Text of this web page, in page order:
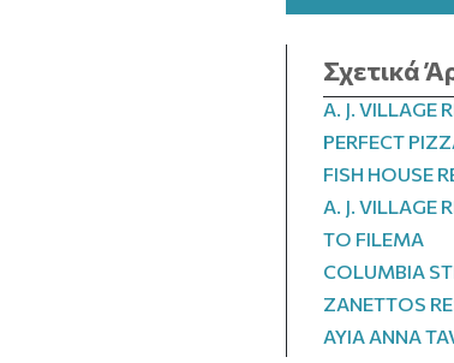
Σχετικά
A. J. VILLAGE
PERFECT
FISH HOUSE
A. J. VILLAGE
TO FILEMA
COLUMBIA
ZANETTOS
AYIA ANNA